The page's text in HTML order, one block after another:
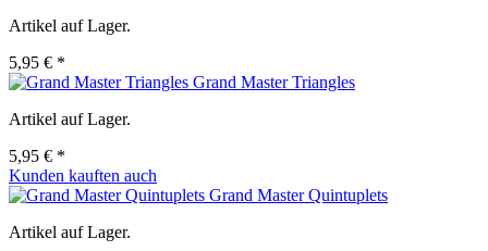
Artikel auf Lager.
5,95 € *
Grand Master Triangles
Artikel auf Lager.
5,95 € *
Kunden kauften auch
Grand Master Quintuplets
Artikel auf Lager.